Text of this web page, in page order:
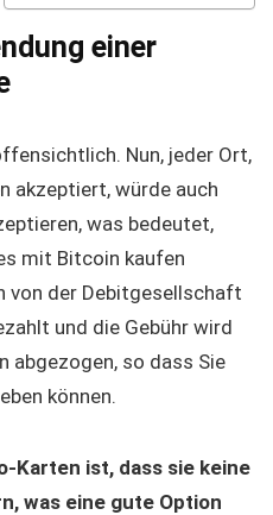
einer
Nun, jeder Ort,
akzeptiert, würde auch
was bedeutet,
mit Bitcoin kaufen
von der Debitgesellschaft
und die Gebühr wird
abgezogen, so dass Sie
können.
Karten ist, dass sie keine
was eine gute Option